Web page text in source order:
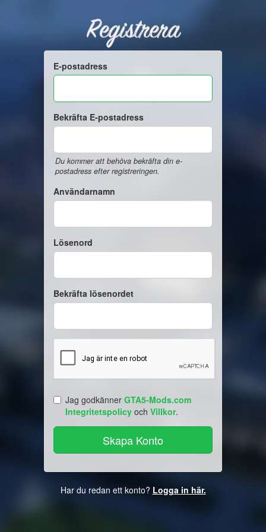
Registrera
E-postadress
Bekräfta E-postadress
Du kommer att behöva bekräfta din e-
postadress efter registreringen.
Användarnamn
Lösenord
Bekräfta lösenordet
Jag godkänner GTA5-Mods.com
Integritetspolicy och Villkor.
Har du redan ett konto? Logga in här.